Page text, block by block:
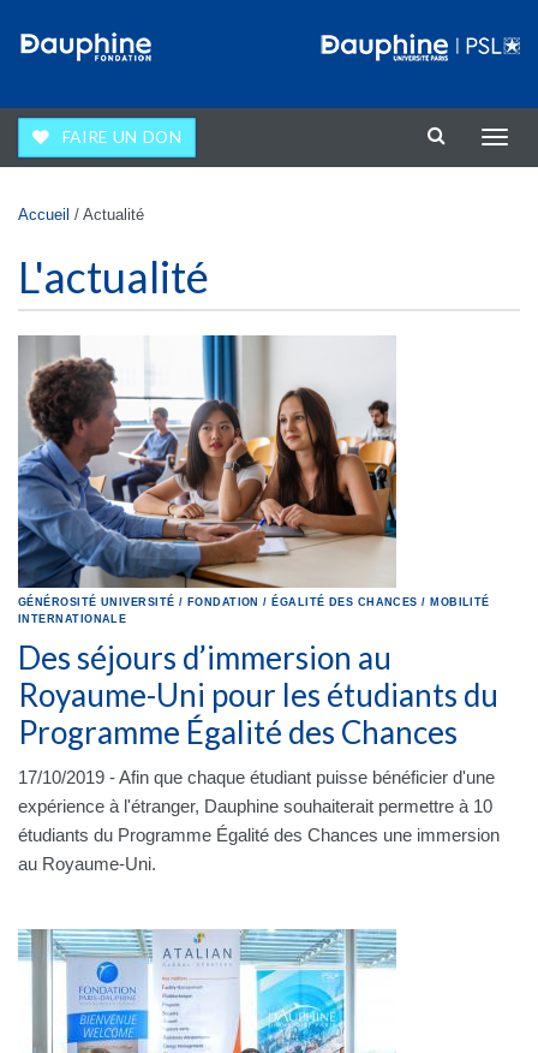
FAIRE UN DON
la
Vous êtes ici
Accueil / Actualité
L'actualité
GÉNÉROSITÉ UNIVERSITÉ / FONDATION / ÉGALITÉ DES CHANCES / MOBILITÉ
INTERNATIONALE
Des séjours d’immersion au
Royaume-Uni pour les étudiants du
Programme Égalité des Chances
17/10/2019 - Afin que chaque étudiant puisse bénéficier d'une
expérience à l'étranger, Dauphine souhaiterait permettre à 10
étudiants du Programme Égalité des Chances une immersion
au Royaume-Uni.